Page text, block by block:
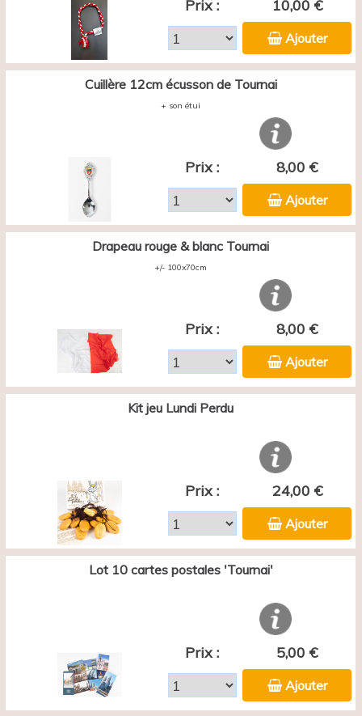
Prix : 10,00 €
Ajouter
Cuillère 12cm écusson de Tournai
+ son étui
Prix : 8,00 €
Ajouter
Drapeau rouge & blanc Tournai
+/- 100x70cm
Prix : 8,00 €
Ajouter
Kit jeu Lundi Perdu
Prix : 24,00 €
Ajouter
Lot 10 cartes postales 'Tournai'
Prix : 5,00 €
Ajouter